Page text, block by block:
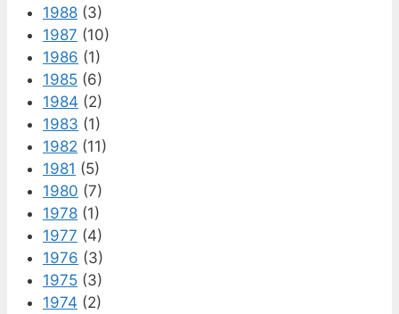
1988 (3)
1987 (10)
1986 (1)
1985 (6)
1984 (2)
1983 (1)
1982 (11)
1981 (5)
1980 (7)
1978 (1)
1977 (4)
1976 (3)
1975 (3)
1974 (2)